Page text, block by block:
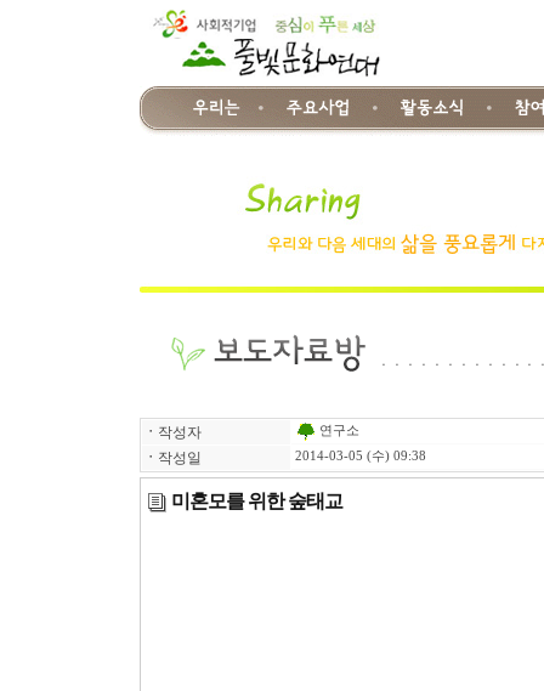
ㆍ 작성자 연구소
ㆍ 작성일 2014-03-05 (수) 09:38
미혼모를 위한 숲태교